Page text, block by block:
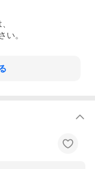
い。